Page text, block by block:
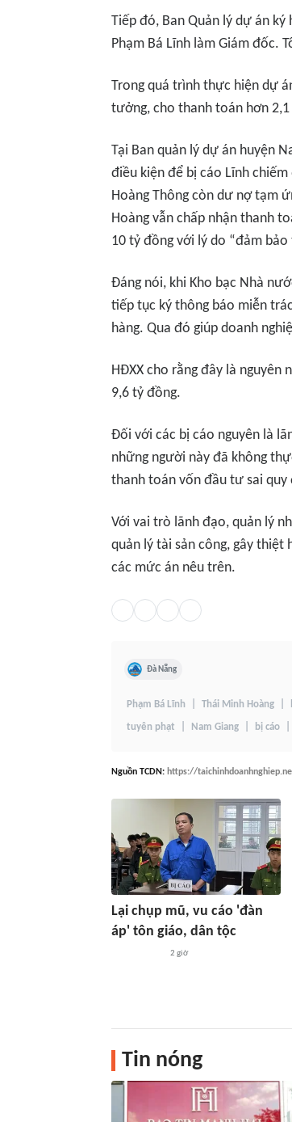
Tiếp đó, Ban Quản lý dự án ký
Phạm Bá Lĩnh làm Giám đốc.
Trong quá trình thực hiện dự
tưởng, cho thanh toán hơn
Tại Ban quản lý dự án huyện
điều kiện để bị cáo Lĩnh
Hoàng Thông còn dư nợ tạm
Hoàng vẫn chấp nhận thanh
10 tỷ đồng với lý do “đảm
Đáng nói, khi Kho bạc Nhà
tiếp tục ký thông báo miễn
hàng. Qua đó giúp doanh
HĐXX cho rằng đây là
9,6 tỷ đồng.
Đối với các bị cáo nguyên là
những người này đã không
thanh toán vốn đầu tư sai quy
Với vai trò lãnh đạo, quản lý
quản lý tài sản công, gây thiệt
các mức án nêu trên.
Đà Nẵng
Phạm Bá Lĩnh Thái Minh Hoàng
tuyên phạt Nam Giang bị cáo
Nguồn TCDN: https://
Lại chụp mũ, vu cáo 'đàn
áp' tôn giáo, dân tộc
2 giờ
Tin nóng